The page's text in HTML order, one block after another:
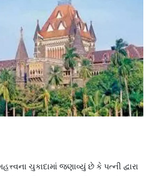
ચુકાદામાં જણાવ્યું છે કે પત્ની દ્વારા